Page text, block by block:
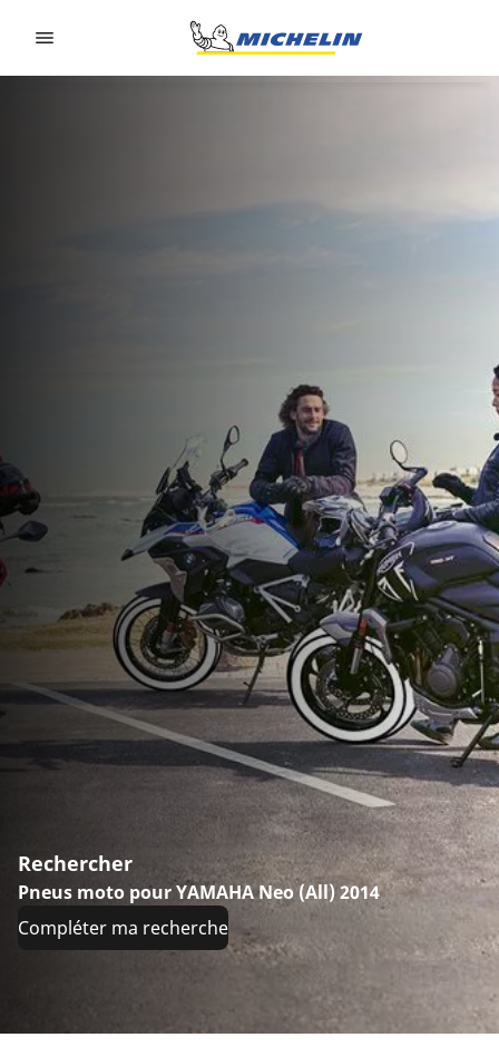
Rechercher
Pneus moto pour YAMAHA Neo (All) 2014
Compléter ma recherche